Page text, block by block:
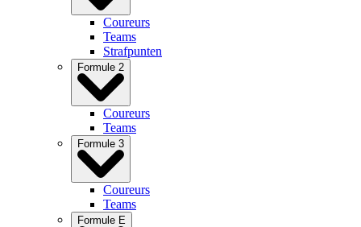
Coureurs
Teams
Strafpunten
Formule 2
Coureurs
Teams
Formule 3
Coureurs
Teams
Formule E